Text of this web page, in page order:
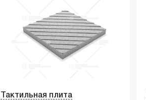
Тактильная плита